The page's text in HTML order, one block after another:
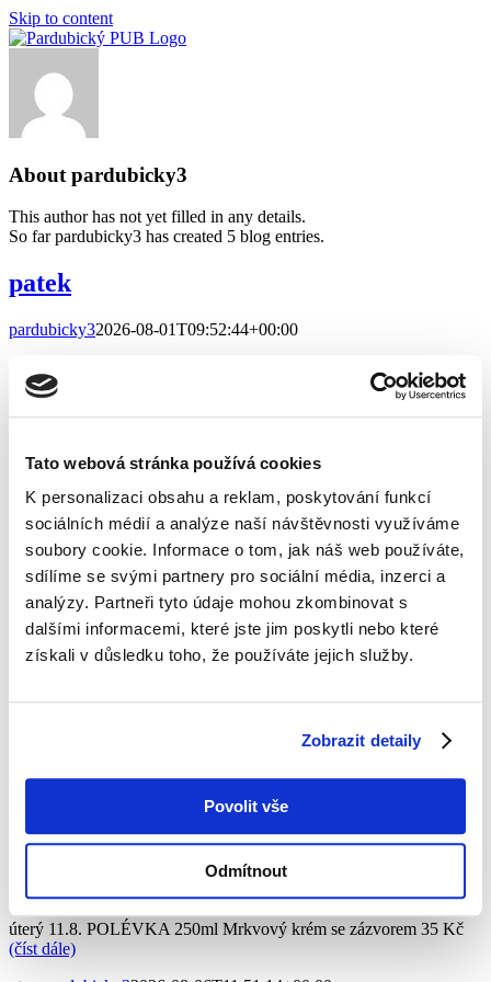
Tato webová stránka používá cookies
K personalizaci obsahu a reklam, poskytování funkcí
sociálních médií a analýze naší návštěvnosti využíváme
soubory cookie. Informace o tom, jak náš web používáte,
sdílíme se svými partnery pro sociální média, inzerci a
analýzy. Partneři tyto údaje mohou zkombinovat s
dalšími informacemi, které jste jim poskytli nebo které
získali v důsledku toho, že používáte jejich služby.
Zobrazit detaily
Povolit vše
Odmítnout
Skip to content
About pardubicky3
This author has not yet filled in any details.
So far pardubicky3 has created 5 blog entries.
patek
pardubicky32026-08-01T09:52:44+00:00
(číst dále)
patekpardubicky32026-08-01T09:52:44+00:00
ctvrtek
pardubicky32026-08-06T11:55:30+00:00
čtvrtek 13.8. POLÉVKA 250ml Dršťková s rohlíkem 40 Kč
MENU(číst dále)
ctvrtekpardubicky32026-08-06T11:55:30+00:00
streda
pardubicky32026-08-06T11:52:59+00:00
středa 12.8. POLÉVKA 250ml Boršč s nokem ze zakysané smetany
2026-08-06T11:52:59+00:00
utery
pardubicky3
úterý 11.8. POLÉVKA 250ml Mrkvový krém se zázvorem 35 Kč
(číst dále)